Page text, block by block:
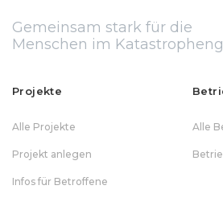
Gemeinsam stark für die
Menschen im
Projekte
Alle Projekte
Projekt anlegen
Infos für Betroffene
Alle